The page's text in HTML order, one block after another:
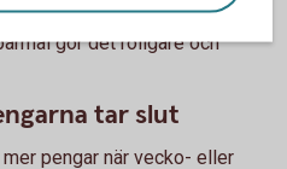
att spara en del av sina
gör det roligare och
tar slut
pengar när vecko- eller